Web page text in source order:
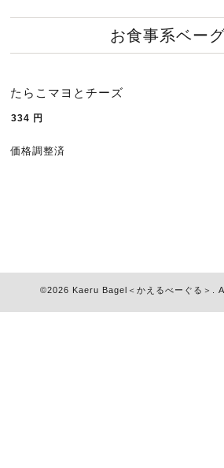
お食事系ベー
たらこマヨとチーズ
334 円
価格調整済
©2026 Kaeru Bagel＜かえるべーぐる＞ .